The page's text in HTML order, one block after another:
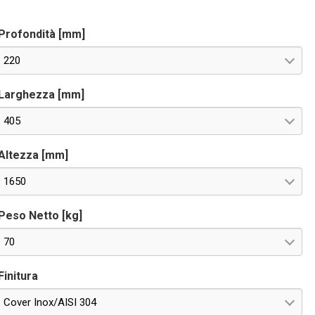
[mm]
220
[mm]
405
[mm]
1650
Netto [kg]
70
Cover Inox/AISI 304